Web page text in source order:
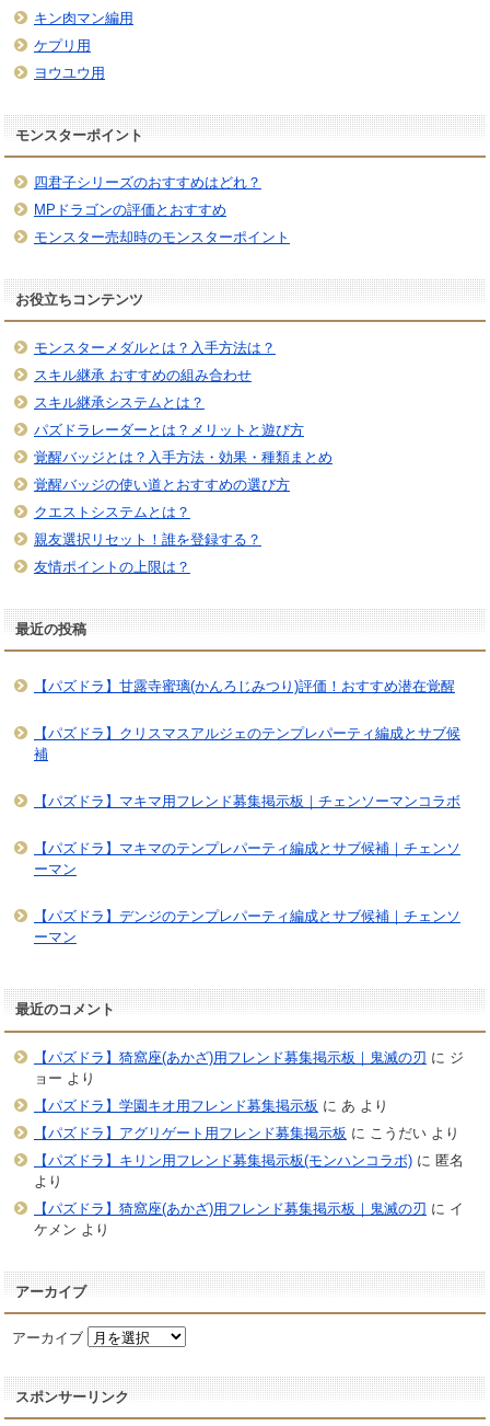
キン肉マン編用
ケプリ用
ヨウユウ用
モンスターポイント
四君子シリーズのおすすめはどれ？
MPドラゴンの評価とおすすめ
モンスター売却時のモンスターポイント
お役立ちコンテンツ
モンスターメダルとは？入手方法は？
スキル継承 おすすめの組み合わせ
スキル継承システムとは？
パズドラレーダーとは？メリットと遊び方
覚醒バッジとは？入手方法・効果・種類まとめ
覚醒バッジの使い道とおすすめの選び方
クエストシステムとは？
親友選択リセット！誰を登録する？
友情ポイントの上限は？
最近の投稿
【パズドラ】甘露寺蜜璃(かんろじみつり)評価！おすすめ潜在覚醒
【パズドラ】クリスマスアルジェのテンプレパーティ編成とサブ候
補
【パズドラ】マキマ用フレンド募集掲示板｜チェンソーマンコラボ
【パズドラ】マキマのテンプレパーティ編成とサブ候補｜チェンソ
ーマン
【パズドラ】デンジのテンプレパーティ編成とサブ候補｜チェンソ
ーマン
最近のコメント
【パズドラ】猗窩座(あかざ)用フレンド募集掲示板｜鬼滅の刃 に ジ
ョー より
【パズドラ】学園キオ用フレンド募集掲示板 に あ より
【パズドラ】アグリゲート用フレンド募集掲示板 に こうだいより
【パズドラ】キリン用フレンド募集掲示板(モンハンコラボ)に 匿名
より
【パズドラ】猗窩座(あかざ)用フレンド募集掲示板｜鬼滅の刃 に イ
ケメン より
アーカイブ
アーカイブ
スポンサーリンク